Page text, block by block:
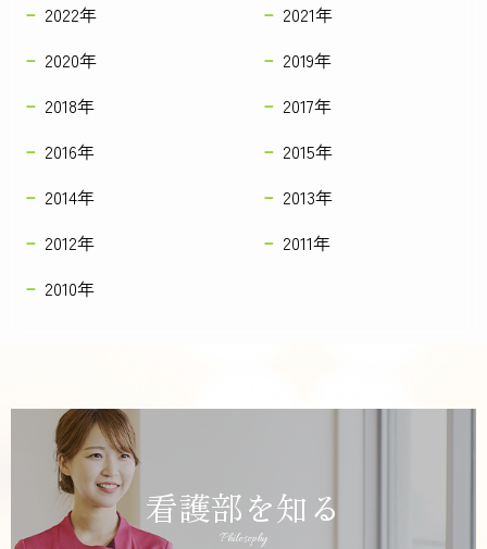
2022年
2021年
2020年
2019年
2018年
2017年
2016年
2015年
2014年
2013年
2012年
2011年
2010年
看護部を知る
Philosophy